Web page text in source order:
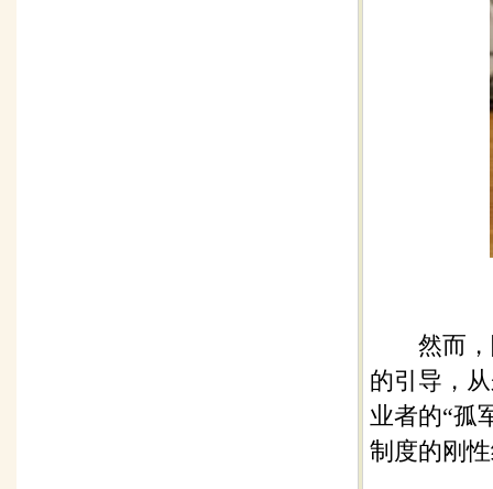
然而，随
的引导，
业者的“孤
制度的刚